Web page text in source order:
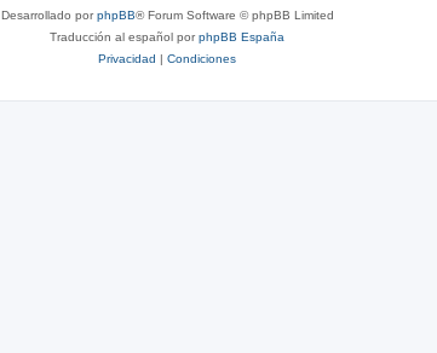
Desarrollado porphpBB® Forum Software © phpBB Limited
Traducción al español porphpBB España
Privacidad | Condiciones